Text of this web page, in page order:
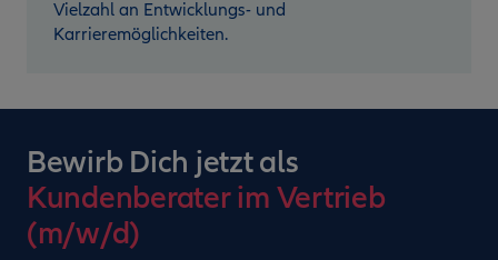
Vielzahl an Entwicklungs- und
Karrieremöglichkeiten.
Bewirb Dich jetzt als
Kundenberater im Vertrieb
(m/w/d)